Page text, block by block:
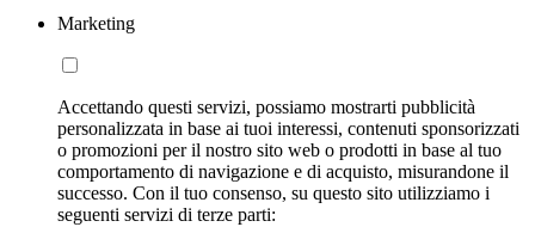
Marketing
Accettando questi servizi, possiamo mostrarti pubblicità
personalizzata in base ai tuoi interessi, contenuti sponsorizzati
o promozioni per il nostro sito web o prodotti in base al tuo
comportamento di navigazione e di acquisto, misurandone il
successo. Con il tuo consenso, su questo sito utilizziamo i
seguenti servizi di terze parti: